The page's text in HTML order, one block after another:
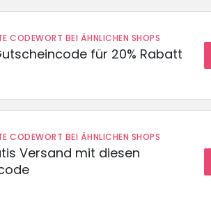
CODEWORT BEI ÄHNLICHEN SHOPS
für 20% Rabatt
CODEWORT BEI ÄHNLICHEN SHOPS
Versand mit diesen